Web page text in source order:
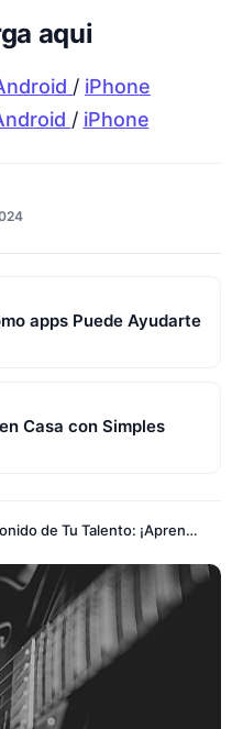
aqui
/ iPhone
/ iPhone
apps Puede Ayudarte
Casa con Simples
Despierta al Sonido de Tu Talento: ¡Aprende Guitarra en Casa!